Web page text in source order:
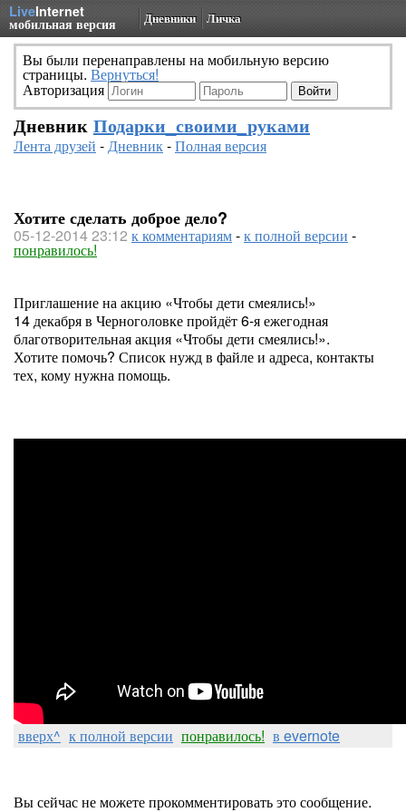
LiveInternet
мобильная версия Дневники Личка
Вы были перенаправлены на мобильную версию
страницы. Вернуться!
Авторизация
Дневник Подарки_своими_руками
Лента друзей -Дневник-Полная версия
Хотите сделать доброе дело?
05-12-2014 23:12 к комментариям-к полной версии -
понравилось!
Приглашение на акцию «Чтобы дети смеялись!»
14 декабря в Черноголовке пройдёт 6-я ежегодная
благотворительная акция «Чтобы дети смеялись!».
Хотите помочь? Список нужд в файле и адреса, контакты
тех, кому нужна помощь.
вверх^ к полной версии понравилось! в evernote
Вы сейчас не можете прокомментировать это сообщение.